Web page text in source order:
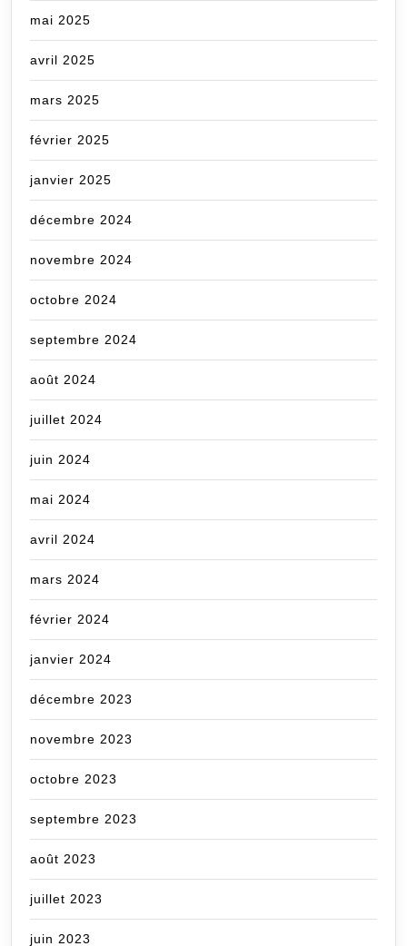
mai 2025
avril 2025
mars 2025
février 2025
janvier 2025
décembre 2024
novembre 2024
octobre 2024
septembre 2024
août 2024
juillet 2024
juin 2024
mai 2024
avril 2024
mars 2024
février 2024
janvier 2024
décembre 2023
novembre 2023
octobre 2023
septembre 2023
août 2023
juillet 2023
juin 2023